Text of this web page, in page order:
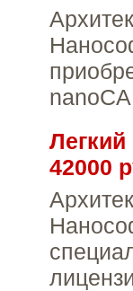
Легкий
42000